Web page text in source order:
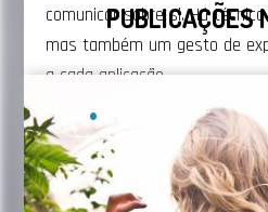
comunicar sobre si. Há
mas também um gesto de
a cada aplicação.
Assim é possível obter
pigmentos, textura e
harmonia. Colorações
PUBLICAÇÕES